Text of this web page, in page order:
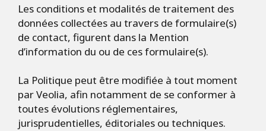
Les conditions et modalités de traitement des
données collectées au travers de formulaire(s)
de contact, figurent dans la Mention
d’information du ou de ces formulaire(s).
La Politique peut être modifiée à tout moment
par Veolia, afin notamment de se conformer à
toutes évolutions réglementaires,
jurisprudentielles, éditoriales ou techniques.